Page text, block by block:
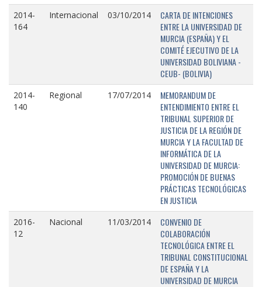
2014-
164
Internacional 03/10/2014
CARTA DE INTENCIONES
ENTRE LA UNIVERSIDAD DE
MURCIA (ESPAÑA) Y EL
COMITÉ EJECUTIVO DE LA
UNIVERSIDAD BOLIVIANA -
CEUB- (BOLIVIA)
2014-
140
Regional 17/07/2014
MEMORANDUM DE
ENTENDIMIENTO ENTRE EL
TRIBUNAL SUPERIOR DE
JUSTICIA DE LA REGIÓN DE
MURCIA Y LA FACULTAD DE
INFORMÁTICA DE LA
UNIVERSIDAD DE MURCIA:
PROMOCIÓN DE BUENAS
PRÁCTICAS TECNOLÓGICAS
EN JUSTICIA
2016-
12
Nacional 11/03/2014
CONVENIO DE
COLABORACIÓN
TECNOLÓGICA ENTRE EL
TRIBUNAL CONSTITUCIONAL
DE ESPAÑA Y LA
UNIVERSIDAD DE MURCIA